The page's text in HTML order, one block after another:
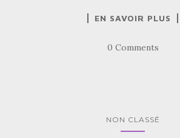
EN SAVOIR PLUS
0 Comments
NON CLASSÉ